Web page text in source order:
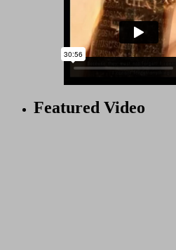
Featured Video